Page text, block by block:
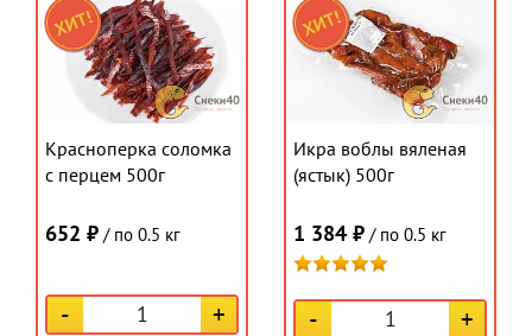
Красноперка соломка
с перцем 500г
652 ₽ / по 0.5 кг
- +
Икра воблы вяленая
(ястык) 500г
1 384 ₽ / по 0.5 кг
- +